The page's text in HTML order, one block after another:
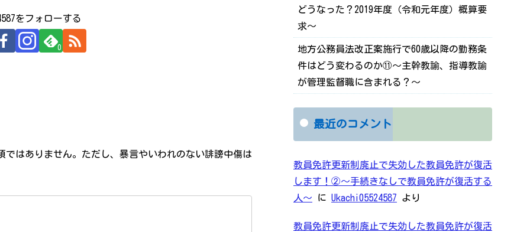
をフォローする
0
ではありません。ただし、暴言やいわれのない誹謗中傷は
どうなった？2019年度（令和元年度）概算要
求～
地方公務員法改正案施行で60歳以降の勤務条
件はどう変わるのか⑪～主幹教諭、指導教諭
が管理監督職に含まれる？～
最近のコメント
教員免許更新制廃止で失効した教員免許が復活
します！②～手続きなしで教員免許が復活する
人～ に Ukachi05524587 より
教員免許更新制廃止で失効した教員免許が復活